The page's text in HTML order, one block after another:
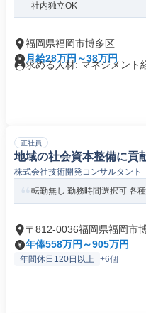
社内独立OK
福岡県福岡市博多区
月給28万円～38万円
求める人材: マネジメント
正社員
地域の社会資本整備に貢
株式会社技術開発コンサルタント
転勤無し 勤務時間選択可 各
〒812-0036福岡県福岡市
年俸558万円～905万円
年間休日120日以上 +6個